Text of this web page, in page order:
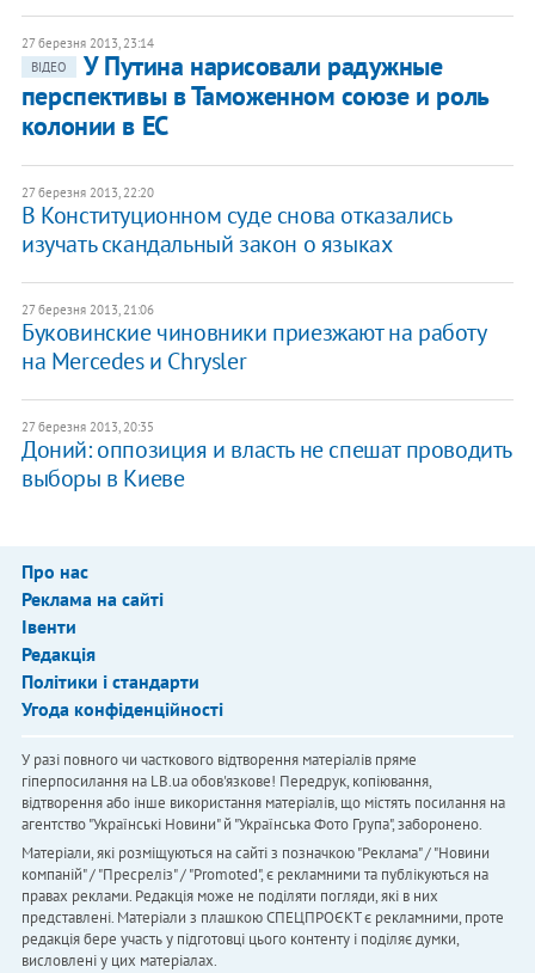
27 березня 2013, 23:14
ВІДЕО
У Путина нарисовали радужные
перспективы в Таможенном союзе и роль
колонии в ЕС
27 березня 2013, 22:20
В Конституционном суде снова отказались
изучать скандальный закон о языках
27 березня 2013, 21:06
Буковинские чиновники приезжают на работу
на Mercedes и Chrysler
27 березня 2013, 20:35
Доний: оппозиция и власть не спешат проводить
выборы в Киеве
Про нас
Реклама на сайті
Івенти
Редакція
Політики і стандарти
Угода конфіденційності
У разі повного чи часткового відтворення матеріалів пряме
гіперпосилання на LB.ua обов'язкове! Передрук, копіювання,
відтворення або інше використання матеріалів, що містять посилання на
агентство "Українськi Новини" й "Українська Фото Група", заборонено.
Матеріали, які розміщуються на сайті з позначкою "Реклама" / "Новини
компаній" / "Пресреліз" / "Promoted", є рекламними та публікуються на
правах реклами. Редакція може не поділяти погляди, які в них
представлені. Матеріали з плашкою СПЕЦПРОЄКТ є рекламними, проте
редакція бере участь у підготовці цього контенту і поділяє думки,
висловлені у цих матеріалах.